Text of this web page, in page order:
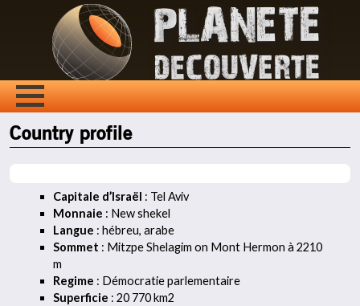
Country profile
Capitale d’Israël : Tel Aviv
Monnaie : New shekel
Langue : hébreu, arabe
Sommet : Mitzpe Shelagim on Mont Hermon à 2210
m
Regime : Démocratie parlementaire
Superficie : 20 770 km2